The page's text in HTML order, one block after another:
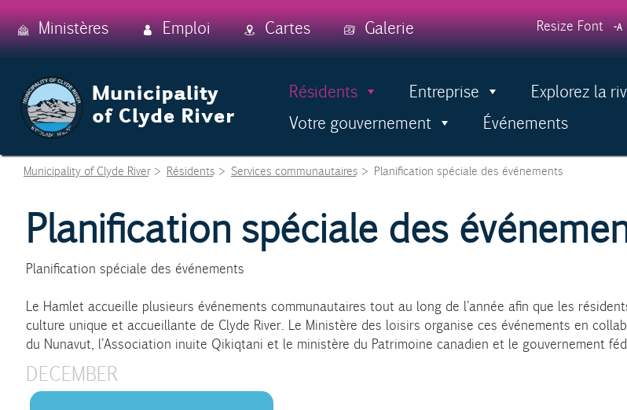
to
main
Ministères Emploi Cartes Galerie Resize Font A
Menu
Skip
content
Résidents Entreprise
Explorez la
Votre gouvernement
Événements
Municipality of Clyde River> Résidents> Services communautaires> Planification spéciale des événements
Planification spéciale des
Planification spéciale des événements
Le Hamlet accueille plusieurs événements communautaires tout au long de l’année afin que les
culture unique et accueillante de Clyde River. Le Ministère des loisirs organise ces événements en
du Nunavut, l’Association inuite Qikiqtani et le ministère du Patrimoine canadien et le gouvernement
DECEMBER